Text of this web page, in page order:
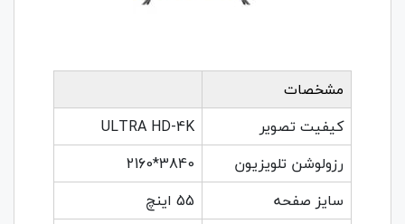
مشخصات
کیفیت تصویر
ULTRA HD-4K
رزولوشن تلویزیون
3840*2160
سایز صفحه
55 اینچ